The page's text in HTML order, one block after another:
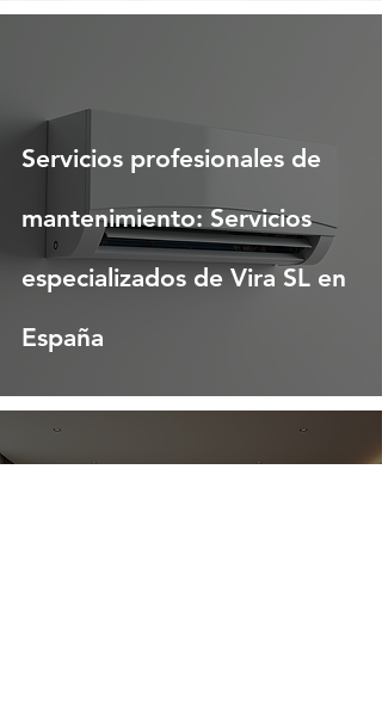
Servicios profesionales de
mantenimiento: Servicios
especializados de Vira SL en
España